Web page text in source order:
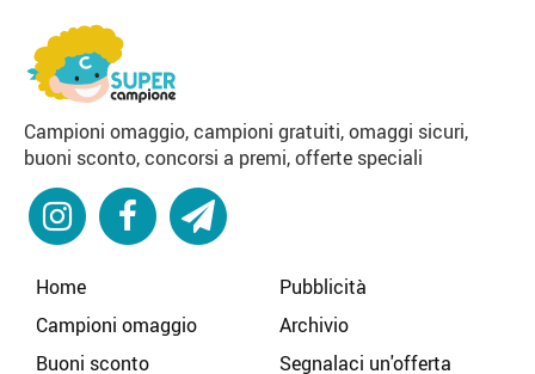
Campioni omaggio, campioni gratuiti, omaggi sicuri,
buoni sconto, concorsi a premi, offerte speciali
Home
Campioni omaggio
Buoni sconto
Pubblicità
Archivio
Segnalaci un'offerta